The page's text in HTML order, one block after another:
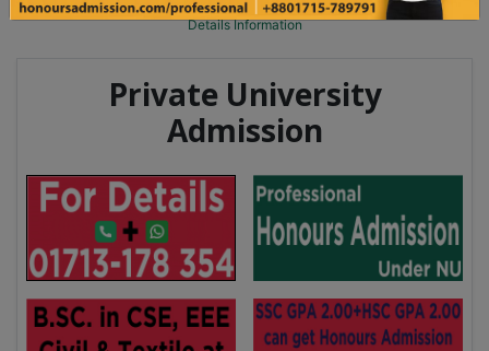
Details Information
Private University
Admission